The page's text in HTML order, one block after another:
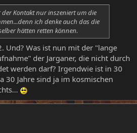
der Kontakt nur inszeniert um die
ich denke auch das die
hätten retten können.
Und? Was ist nun mit der "lange
der Jarganer, die nicht durch
werden darf? Irgendwie ist in 30
30 Jahre sind ja im kosmischen